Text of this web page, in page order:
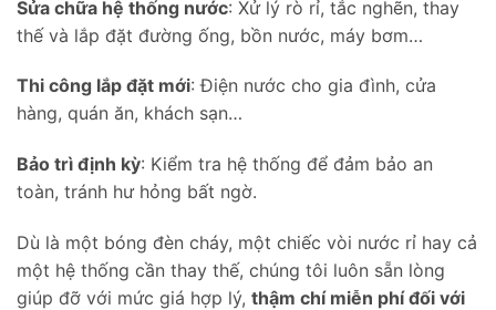
Sửa chữa hệ thống nước: Xử lý rò rỉ, tắc nghẽn, thay
thế và lắp đặt đường ống, bồn nước, máy bơm…
Thi công lắp đặt mới: Điện nước cho gia đình, cửa
hàng, quán ăn, khách sạn…
Bảo trì định kỳ: Kiểm tra hệ thống để đảm bảo an
toàn, tránh hư hỏng bất ngờ.
Dù là một bóng đèn cháy, một chiếc vòi nước rỉ hay cả
một hệ thống cần thay thế, chúng tôi luôn sẵn lòng
giúp đỡ với mức giá hợp lý, thậm chí miễn phí đối với